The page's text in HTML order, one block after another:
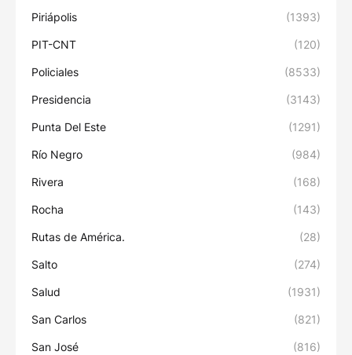
Piriápolis (1393)
PIT-CNT (120)
Policiales (8533)
Presidencia (3143)
Punta Del Este (1291)
Río Negro (984)
Rivera (168)
Rocha (143)
Rutas de América. (28)
Salto (274)
Salud (1931)
San Carlos (821)
San José (816)